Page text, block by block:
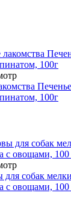
100г
для собак
с овощами, 100